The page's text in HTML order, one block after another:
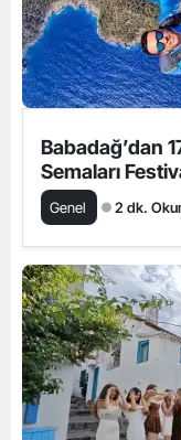
Babadağ’dan
Semaları
Genel 2 dk.